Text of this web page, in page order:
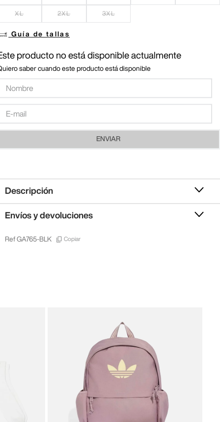
XL 2XL 3XL
Guía de tallas
producto no está disponible actualmente
saber cuando este producto está disponible
ENVIAR
Descripción
Envíos y devoluciones
Ref GA765-BLK Copiar